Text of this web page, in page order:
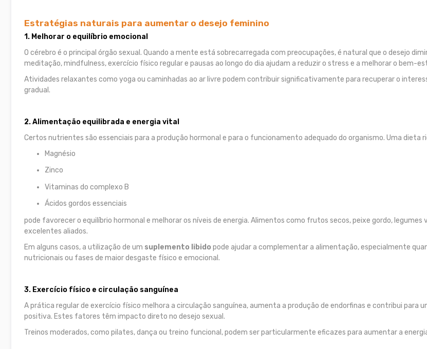
Estratégias naturais para aumentar o desejo feminino
1. Melhorar o equilíbrio emocional
O cérebro é o principal órgão sexual. Quando a mente está sobrecarregada com preocupações, é natural que o desejo
meditação, mindfulness, exercício físico regular e pausas ao longo do dia ajudam a reduzir o stress e a melhorar o bem-
Atividades relaxantes como yoga ou caminhadas ao ar livre podem contribuir significativamente para recuperar o
gradual.
2. Alimentação equilibrada e energia vital
Certos nutrientes são essenciais para a produção hormonal e para o funcionamento adequado do organismo. Uma dieta
Magnésio
Zinco
Vitaminas do complexo B
Ácidos gordos essenciais
pode favorecer o equilíbrio hormonal e melhorar os níveis de energia. Alimentos como frutos secos, peixe gordo, legumes
excelentes aliados.
Em alguns casos, a utilização de um suplemento libido pode ajudar a complementar a alimentação, especialmente
nutricionais ou fases de maior desgaste físico e emocional.
3. Exercício físico e circulação sanguínea
A prática regular de exercício físico melhora a circulação sanguínea, aumenta a produção de endorfinas e contribui para
positiva. Estes fatores têm impacto direto no desejo sexual.
Treinos moderados, como pilates, dança ou treino funcional, podem ser particularmente eficazes para aumentar a